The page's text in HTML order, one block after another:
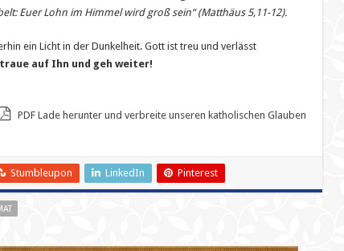
Euer Lohn im Himmel wird groß sein“ (Matthäus 5,11-12).
ein Licht in der Dunkelheit. Gott ist treu und verlässt
auf Ihn und geh weiter!
PDF Lade herunter und verbreite unseren katholischen Glauben
Stumbleupon LinkedIn Pinterest